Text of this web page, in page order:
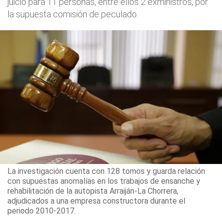
la supuesta comisión de peculado.
La investigación cuenta con 128 tomos y guarda relación
con supuestas anomalías en los trabajos de ensanche y
rehabilitación de la autopista Arraiján-La Chorrera,
adjudicados a una empresa constructora durante el
periodo 2010-2017.